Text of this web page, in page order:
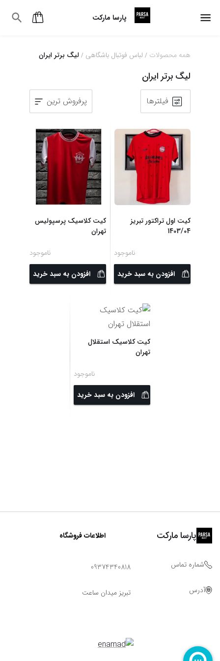
پارسا مارکت
همه محصولات / لباس فوتبال باشگاهی / لیگ برتر ایران
لیگ برتر ایران
فیلترها پرفروش ترین
کیت اول تراکتور تبریز
1403/04
ناموجود
افزودن به سبد خرید
کیت کلاسیک پرسپولیس
تهران
ناموجود
افزودن به سبد خرید
کیت کلاسیک استقلال
تهران
ناموجود
افزودن به سبد خرید
پارسا مارکت اطلاعات فروشگاه
شماره تماس 09374340818
آدرس تبریز میدان ساعت